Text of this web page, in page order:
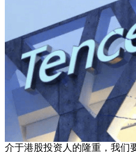
介于港股投资人的隆重，我们